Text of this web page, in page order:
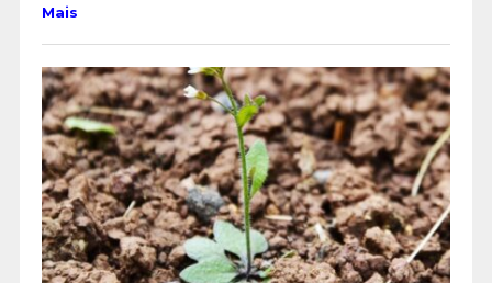
Mais